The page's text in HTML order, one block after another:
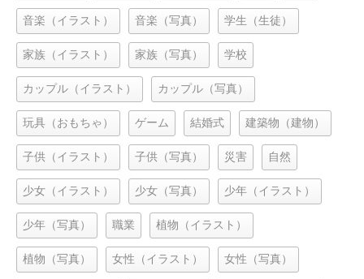
音楽（イラスト） 音楽（写真） 学生（生徒）
家族（イラスト） 家族（写真） 学校
カップル（イラスト） カップル（写真）
玩具（おもちゃ） ゲーム 結婚式 建築物（建物）
子供（イラスト） 子供（写真） 災害 自然
少女（イラスト） 少女（写真） 少年（イラスト）
少年（写真） 職業 植物（イラスト）
植物（写真） 女性（イラスト） 女性（写真）